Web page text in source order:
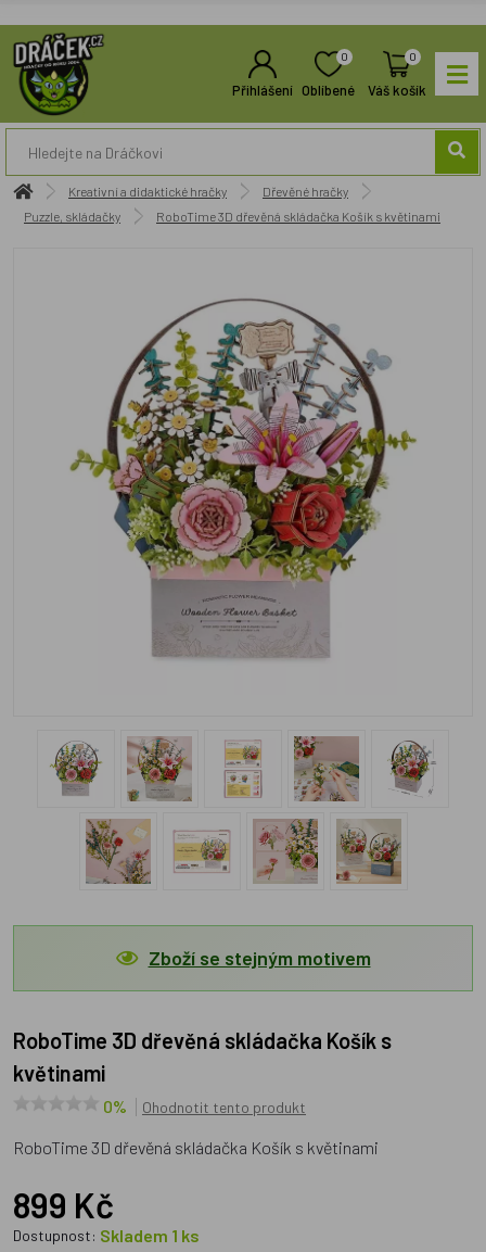
Přihlášení
0
Oblíbené
0
Váš košík
Kreativní a didaktické hračky
Dřevěné hračky
Puzzle, skládačky
RoboTime 3D dřevěná skládačka Košík s květinami
Zboží se stejným motivem
RoboTime 3D dřevěná skládačka Košík s
květinami
0% Ohodnotit tento produkt
RoboTime 3D dřevěná skládačka Košík s květinami
899 Kč
Dostupnost: Skladem 1 ks